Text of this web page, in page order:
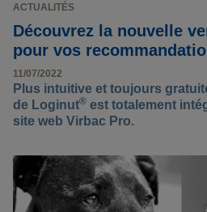
ACTUALITÉS
Découvrez la nouvelle
pour vos
11/07/2022
Plus intuitive et toujours
de Loginut® est totalement
site web Virbac Pro.